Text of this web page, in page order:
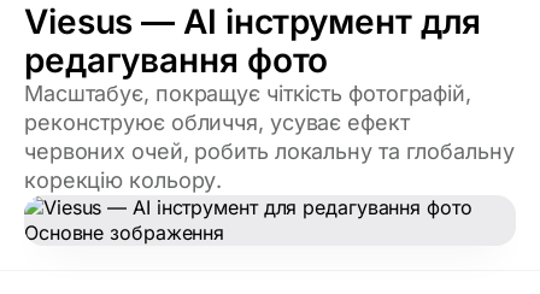
Viesus — AI інструмент для
редагування фото
Масштабує, покращує чіткість фотографій,
реконструює обличчя, усуває ефект
червоних очей, робить локальну та глобальну
корекцію кольору.